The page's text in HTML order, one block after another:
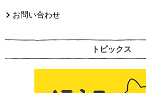
お問い合わせ
トピックス